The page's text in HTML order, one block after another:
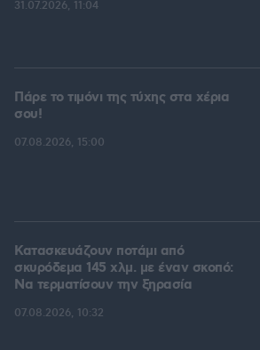
31.07.2026, 11:04
Πάρε το τιμόνι της τύχης στα χέρια
σου!
07.08.2026, 15:00
Κατασκευάζουν ποτάμι από
σκυρόδεμα 145 χλμ. με έναν σκοπό:
Να τερματίσουν την ξηρασία
07.08.2026, 10:32